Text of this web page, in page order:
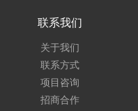
联系我们
关于我们
联系方式
项目咨询
招商合作